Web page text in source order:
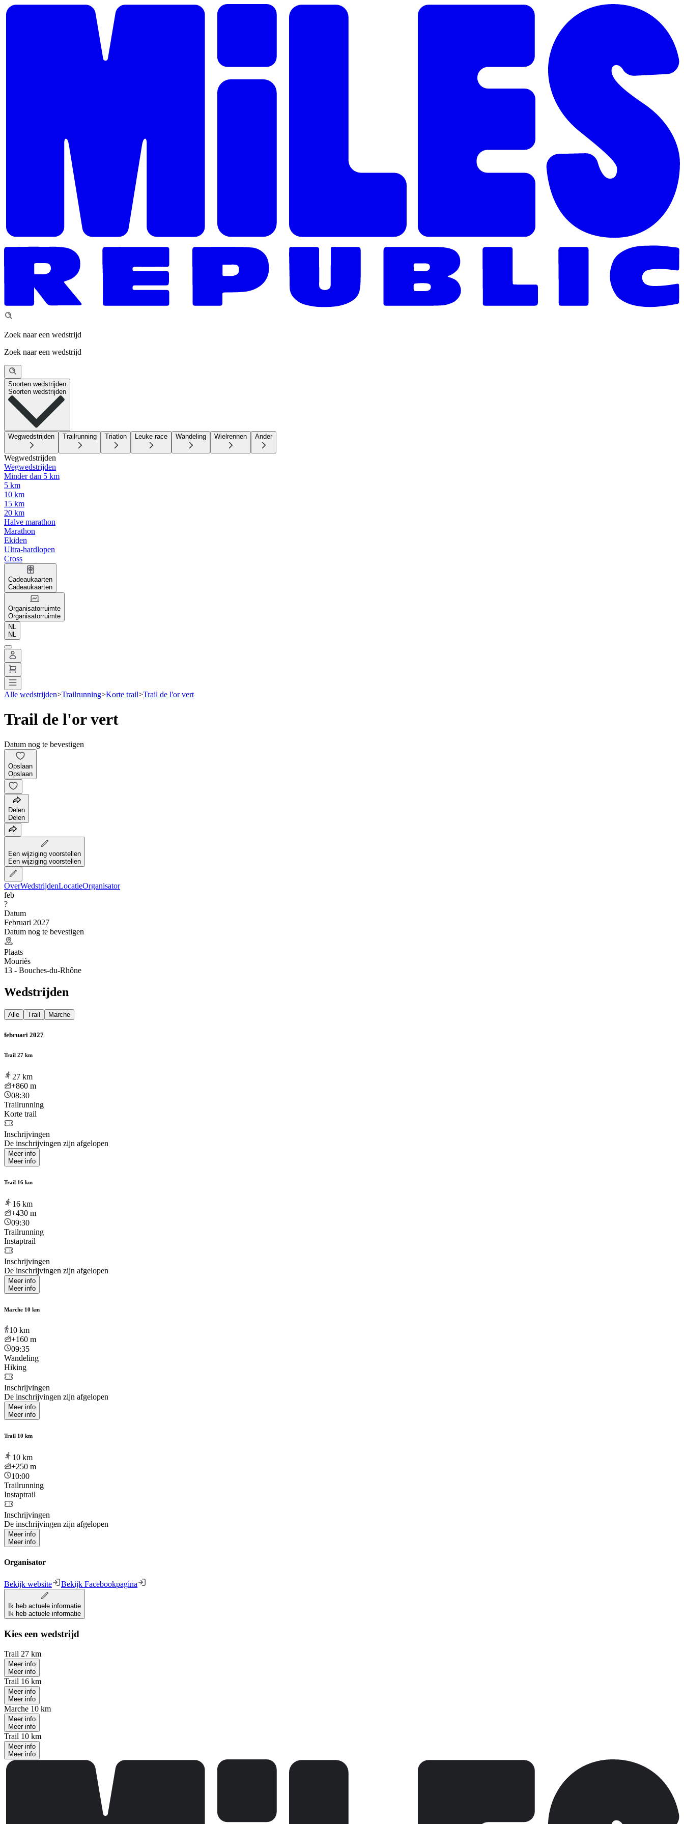
Zoek naar een wedstrijd
Zoek naar een wedstrijd
Soorten wedstrijden
Soorten wedstrijden
Wegwedstrijden Trailrunning Triatlon Leuke race Wandeling Wielrennen Ander
Wegwedstrijden
Wegwedstrijden
Minder dan 5 km
5 km
10 km
15 km
20 km
Halve marathon
Marathon
Ekiden
Ultra-hardlopen
Cross
Cadeaukaarten
Cadeaukaarten
Organisatorruimte
Organisatorruimte
NL
NL
Alle wedstrijden>Trailrunning>Korte trail>Trail de l'or vert
Trail de l'or vert
Datum nog te bevestigen
Opslaan
Opslaan
Delen
Delen
Een wijziging voorstellen
Een wijziging voorstellen
OverWedstrijdenLocatieOrganisator
feb
?
Datum
Februari 2027
Datum nog te bevestigen
Plaats
Mouriès
13 - Bouches-du-Rhône
Wedstrijden
Alle Trail Marche
februari 2027
Trail 27 km
27 km
+860 m
08:30
Trailrunning
Korte trail
Inschrijvingen
De inschrijvingen zijn afgelopen
Meer info
Meer info
Trail 16 km
16 km
+430 m
09:30
Trailrunning
Instaptrail
Inschrijvingen
De inschrijvingen zijn afgelopen
Meer info
Meer info
Marche 10 km
10 km
+160 m
09:35
Wandeling
Hiking
Inschrijvingen
De inschrijvingen zijn afgelopen
Meer info
Meer info
Trail 10 km
10 km
+250 m
10:00
Trailrunning
Instaptrail
Inschrijvingen
De inschrijvingen zijn afgelopen
Meer info
Meer info
Organisator
Bekijk website Bekijk Facebookpagina
Ik heb actuele informatie
Ik heb actuele informatie
Kies een wedstrijd
Trail 27 km
Meer info
Meer info
Trail 16 km
Meer info
Meer info
Marche 10 km
Meer info
Meer info
Trail 10 km
Meer info
Meer info